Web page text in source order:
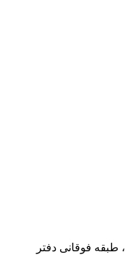
قم،خیابان عطاران، رو به روی کوچه 16، طبقه فوقانی دفتر